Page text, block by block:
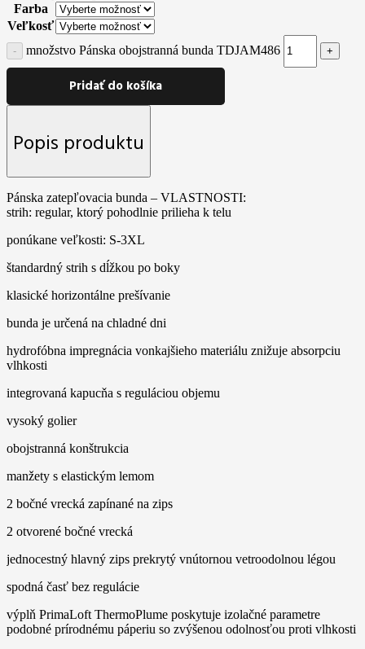
Farba
Veľkosť
množstvo Pánska obojstranná bunda TDJAM486
Pridať do košíka
Popis produktu
Pánska zatepľovacia bunda – VLASTNOSTI:
strih: regular, ktorý pohodlnie prilieha k telu
ponúkane veľkosti: S-3XL
štandardný strih s dĺžkou po boky
klasické horizontálne prešívanie
bunda je určená na chladné dni
hydrofóbna impregnácia vonkajšieho materiálu znižuje absorpciu
vlhkosti
integrovaná kapucňa s reguláciou objemu
vysoký golier
obojstranná konštrukcia
manžety s elastickým lemom
2 bočné vrecká zapínané na zips
2 otvorené bočné vrecká
jednocestný hlavný zips prekrytý vnútornou vetroodolnou légou
spodná časť bez regulácie
výplň PrimaLoft ThermoPlume poskytuje izolačné parametre
podobné prírodnému páperiu so zvýšenou odolnosťou proti vlhkosti